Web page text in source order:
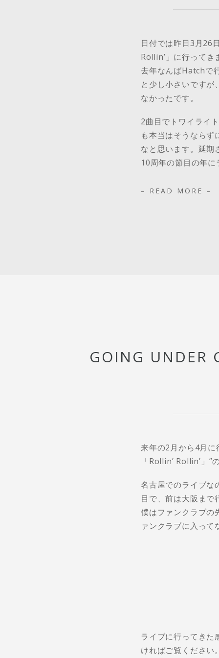
日付では昨日3月26
Rollin’」に行ってき
去年なんばHatchで
と少し小さいです
なかったです。
2曲目でトワイライ
も本当はそうなら
なと思います。延期
10周年の節目の年
– READ MORE –
GOING UNDER
来年の2月から4月
「Rollin’ Rollin’」
名古屋でのライブな
目で、前は大阪まで
僕はファンクラブの
ァンクラブに入っ
ライブに行ってきた
ければご覧くださ